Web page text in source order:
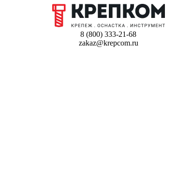
8 (800) 333-21-68
zakaz@krepcom.ru